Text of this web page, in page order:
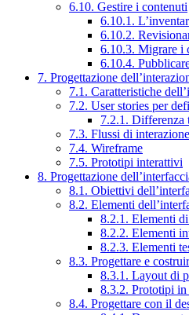
6.10. Gestire i contenuti
6.10.1.
6.10.2.
6.10.3. Migrare i
6.10.4.
7. Progettazione
7.1. Caratteristiche
7.2. User stories per
7.2.1. Differenza
7.3. Flussi di interazione
7.4. Wireframe
7.5. Prototipi interattivi
8. Progettazione
8.1. Obiettivi
8.2. Elementi
8.2.1. Elementi
8.2.2. Elementi
8.2.3. Elementi
8.3. Progettare e
8.3.1. Layout di
8.3.2. Prototipi in
8.4. Progettare con il